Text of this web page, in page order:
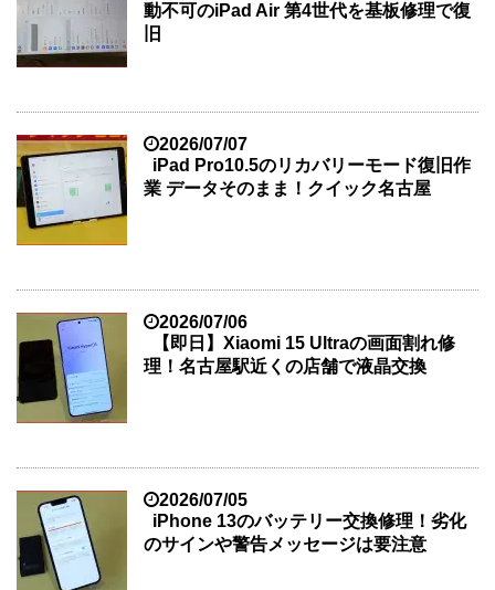
動不可のiPad Air 第4世代を基板修理で復
旧
2026/07/07
iPad Pro10.5のリカバリーモード復旧作
業 データそのまま！クイック名古屋
2026/07/06
【即日】Xiaomi 15 Ultraの画面割れ修
理！名古屋駅近くの店舗で液晶交換
2026/07/05
iPhone 13のバッテリー交換修理！劣化
のサインや警告メッセージは要注意